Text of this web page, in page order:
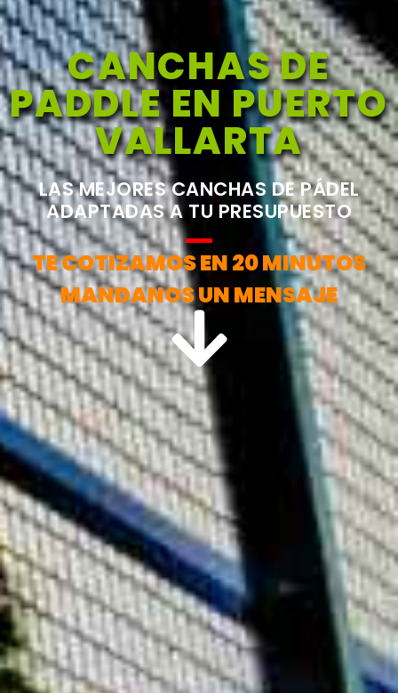
CANCHAS DE
PADDLE EN PUERTO
VALLARTA
LAS MEJORES CANCHAS DE PÁDEL
ADAPTADAS A TU PRESUPUESTO
TE COTIZAMOS EN 20 MINUTOS
MANDANOS UN MENSAJE